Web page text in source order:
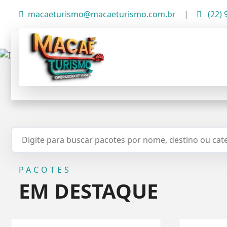
macaeturismo@macaeturismo.com.br | (22)
Embarques:
De onde sai?
PACOTES
EM DESTAQUE